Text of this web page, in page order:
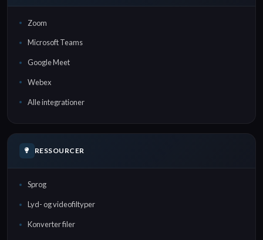
Zoom
Microsoft Teams
Google Meet
Webex
Alle integrationer
RESSOURCER
Sprog
Lyd- og videofiltyper
Konverter filer